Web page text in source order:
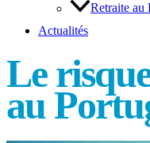
Retraite au
Actualités
Le
au